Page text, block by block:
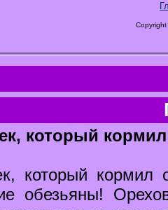
который
который кормил
обезьяны!